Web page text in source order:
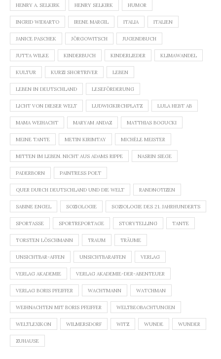
HENRY A. SELKIRK HENRY SELKIRK HUMOR
INGRID WIDIARTO IRENE MARGIL ITALIA ITALIEN
JANICE PASCHEK JÖRGOWITSCH JUGENDBUCH
JUTTA WILKE KINDERBUCH KINDERLIEDER KLIMAWANDEL
KULTUR KURZI SHORTRIVER LEBEN
LEBEN IN DEUTSCHLAND LESEFÖRDERUNG
LICHT VON DIESER WELT LUDWIGKIRCHPLATZ LULA HEBT AB
MAMA WEIHACHT MARYAM ANDAZ MATTHIAS BOGUCKI
MEINE TANTE METIN KIRIMTAY MICHÈLE MEISTER
MITTEN IM LEBEN. NICHT AUS ADAMS RIPPE NASRIN SIEGE
PADERBORN PAINTRESS POET
QUER DURCH DEUTSCHLAND UND DIE WELT RANDNOTIZEN
SABINE ENGEL SOZIOLOGIE SOZIOLOGIE DES 21. JAHRHUNDERTS
SPORTASSE SPORTREPORTAGE STORYTELLING TANTE
TORSTEN LÖSCHMANN TRAUM TRÄUME
UNSICHTBAR-AFFEN UNSICHTBARAFFEN VERLAG
VERLAG AKADEMIE VERLAG AKADEMIE-DER-ABENTEUER
VERLAG BORIS PFEIFFER WACHTMANN WATCHMAN
WEIHNACHTEN MIT BORIS PFEIFFER WELTBEOBACHTUNGEN
WELTLEXIKON WILMERSDORF WITZ WUNDE WUNDER
ZUHAUSE